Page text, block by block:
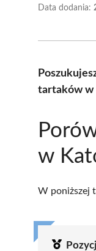
Data dodania:
tartaków w
w
W poniższej